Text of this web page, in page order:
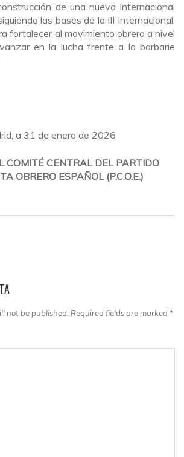
de una nueva Internacional
las bases de la III Internacional,
fortalecer al movimiento obrero a nivel
en la lucha frente a la barbarie
a 31 de enero de 2026
COMITÉ CENTRAL DEL PARTIDO
OBRERO ESPAÑOL (P.C.O.E.)
not be published. Required fields are marked *